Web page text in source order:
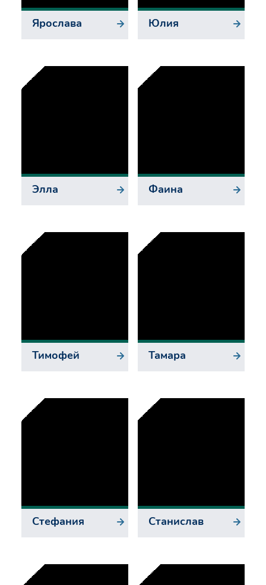
Ярослава Юлия
Элла Фаина
Тимофей Тамара
Стефания Станислав